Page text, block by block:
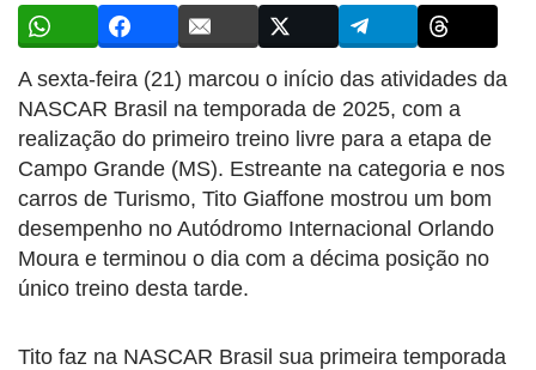
A sexta-feira (21) marcou o início das atividades da
NASCAR Brasil na temporada de 2025, com a
realização do primeiro treino livre para a etapa de
Campo Grande (MS). Estreante na categoria e nos
carros de Turismo, Tito Giaffone mostrou um bom
desempenho no Autódromo Internacional Orlando
Moura e terminou o dia com a décima posição no
único treino desta tarde.
Tito faz na NASCAR Brasil sua primeira temporada